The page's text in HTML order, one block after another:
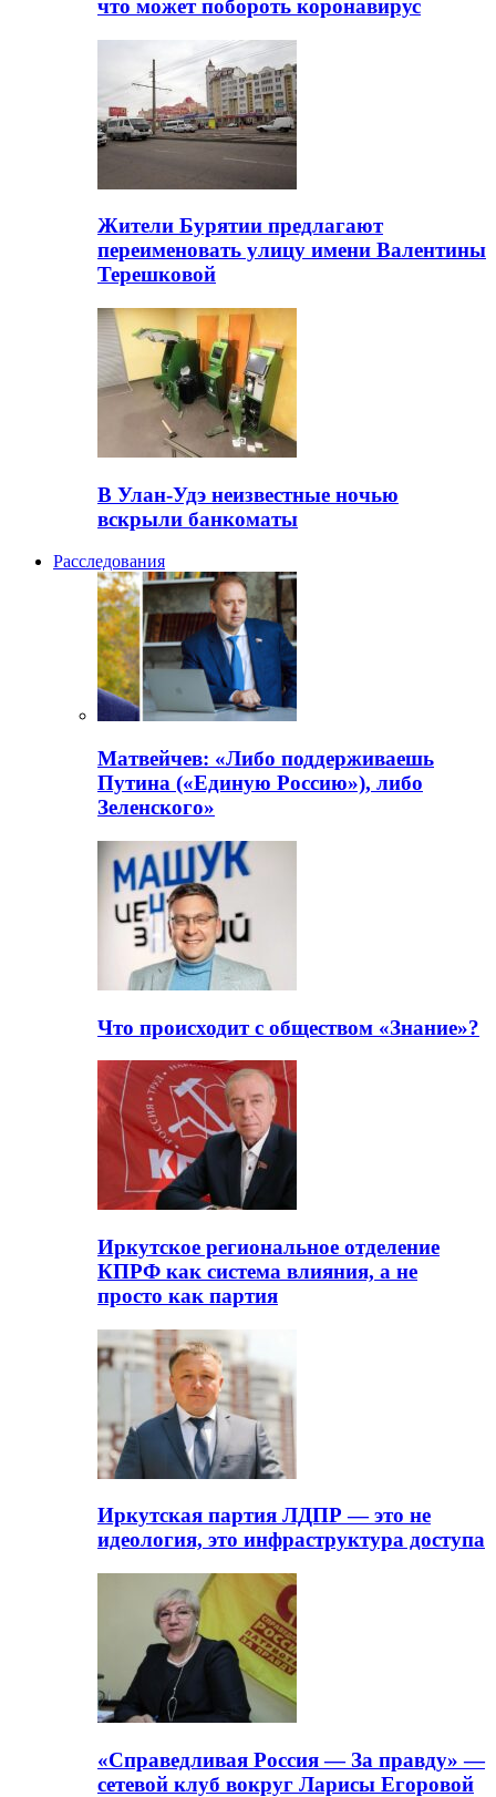
что может побороть коронавирус
Жители Бурятии предлагают
переименовать улицу имени Валентины
Терешковой
В Улан-Удэ неизвестные ночью
вскрыли банкоматы
Расследования
Матвейчев: «Либо поддерживаешь
Путина («Единую Россию»), либо
Зеленского»
Что происходит с обществом «Знание»?
Иркутское региональное отделение
КПРФ как система влияния, а не
просто как партия
Иркутская партия ЛДПР — это не
идеология, это инфраструктура доступа
«Справедливая Россия — За правду» —
сетевой клуб вокруг Ларисы Егоровой